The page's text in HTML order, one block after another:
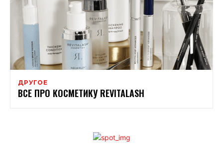
ДРУГОЕ
ВСЕ ПРО КОСМЕТИКУ REVITALASH